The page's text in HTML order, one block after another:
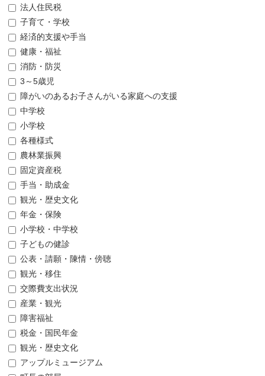
法人住民税
子育て・学校
経済的支援や手当
健康・福祉
消防・防災
3～5歳児
障がいのあるお子さんがいる家庭への支援
中学校
小学校
各種様式
農林業振興
固定資産税
手当・助成金
観光・歴史文化
年金・保険
小学校・中学校
子どもの健診
公表・請願・陳情・傍聴
観光・移住
交際費支出状況
産業・観光
障害福祉
税金・国民年金
観光・歴史文化
アップルミュージアム